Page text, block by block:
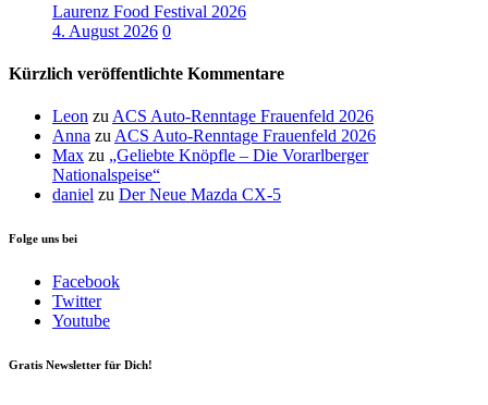
Laurenz Food Festival 2026
4. August 2026 0
Kürzlich veröffentlichte Kommentare
Leon zu ACS Auto-Renntage Frauenfeld 2026
Anna zu ACS Auto-Renntage Frauenfeld 2026
Max zu „Geliebte Knöpfle – Die Vorarlberger
Nationalspeise“
daniel zu Der Neue Mazda CX-5
Folge uns bei
Facebook
Twitter
Youtube
Gratis Newsletter für Dich!